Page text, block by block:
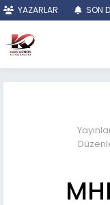
YAZARLAR SON